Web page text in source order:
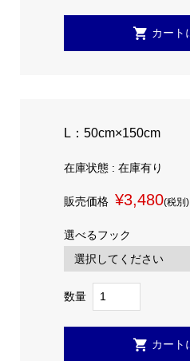
L：50cm×150cm
在庫状態 : 在庫有り
販売価格 ¥3,480(税別)
選べるフック
数量